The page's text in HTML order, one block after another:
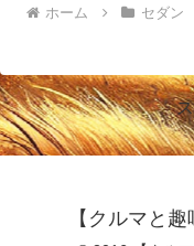
ホーム セダン
【クルマと